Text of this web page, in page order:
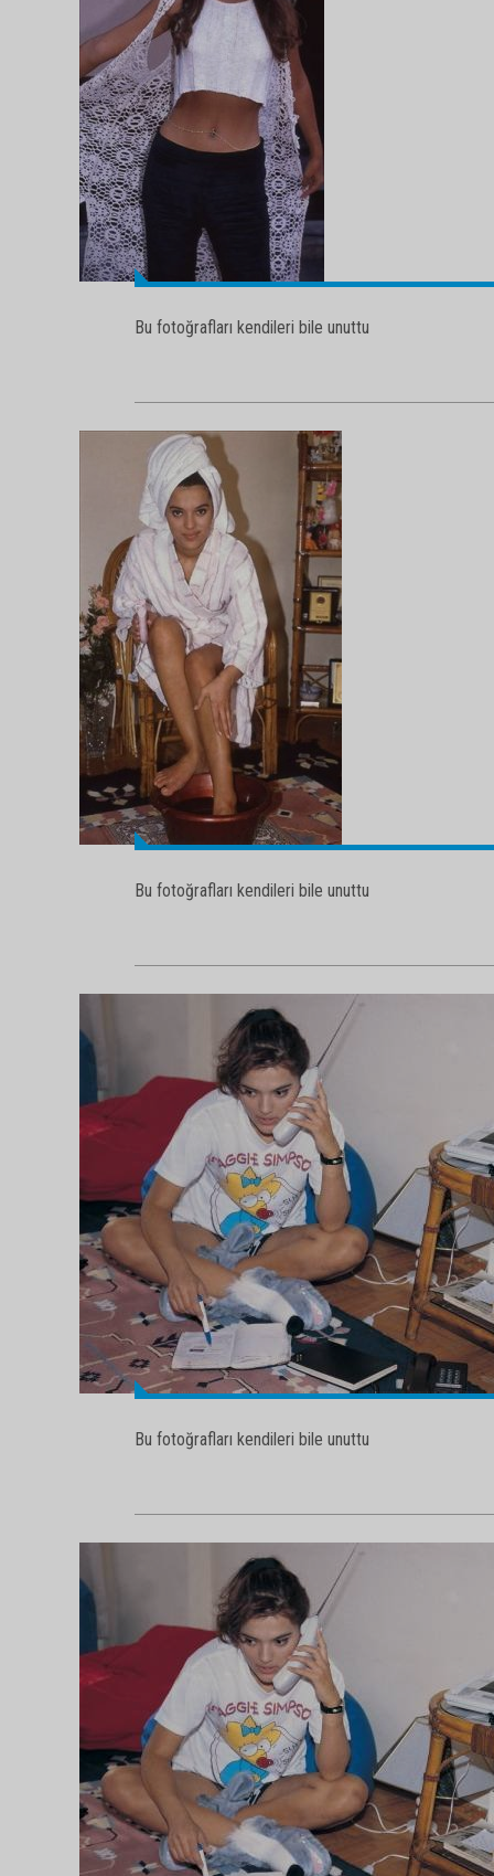
Bu fotoğrafları kendileri bile unuttu
Bu fotoğrafları kendileri bile unuttu
Bu fotoğrafları kendileri bile unuttu